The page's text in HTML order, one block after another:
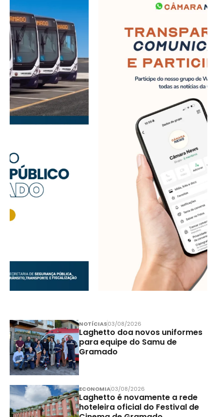
NOTÍCIAS03/08/2026
Laghetto doa novos uniformes
para equipe do Samu de
Gramado
ECONOMIA03/08/2026
Laghetto é novamente a rede
hoteleira oficial do Festival de